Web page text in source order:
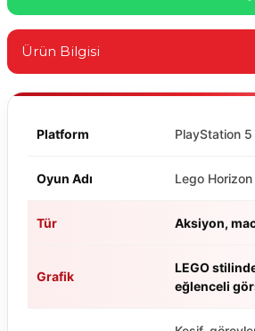
Ürün Bilgisi
Platform PlayStation 5
Oyun Adı Lego
Tür Aksiyon,
Grafik
LEGO
eğlenceli